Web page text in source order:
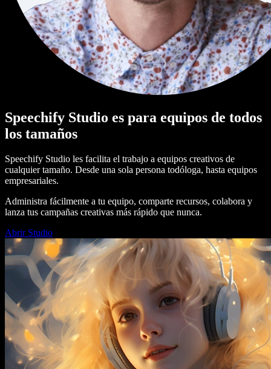
Speechify Studio es para equipos de todos
los tamaños
Speechify Studio les facilita el trabajo a equipos creativos de
cualquier tamaño. Desde una sola persona todóloga, hasta equipos
empresariales.
Administra fácilmente a tu equipo, comparte recursos, colabora y
lanza tus campañas creativas más rápido que nunca.
Abrir Studio